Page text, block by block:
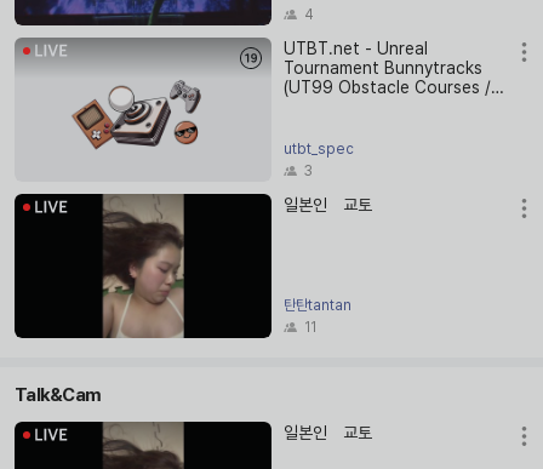
4
UTBT.net - Unreal
Tournament Bunnytracks
(UT99 Obstacle Courses /
utbt_spec
3
일본인 교토
탄탄tantan
11
Talk&Cam
일본인 교토